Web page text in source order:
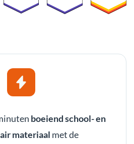
boeiend school- en
materiaal met de